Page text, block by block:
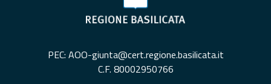
PEC: AOO-giunta@cert.regione.basilicata.it
C.F. 80002950766